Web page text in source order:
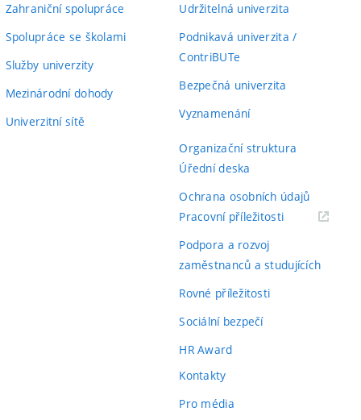
Zahraniční spolupráce
Spolupráce se školami
Služby univerzity
Mezinárodní dohody
Univerzitní sítě
Udržitelná univerzita
Podnikavá univerzita /
ContriBUTe
Bezpečná univerzita
Vyznamenání
Organizační struktura
Úřední deska
Ochrana osobních údajů
Pracovní příležitosti(externí
Podpora a rozvoj
zaměstnanců a studujících
Rovné příležitosti
Sociální bezpečí
HR Award
Kontakty
Pro média